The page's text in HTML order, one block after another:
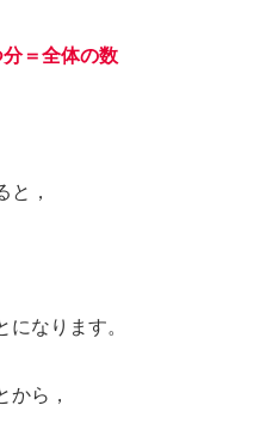
分＝全体の数
と，
になります。
から，